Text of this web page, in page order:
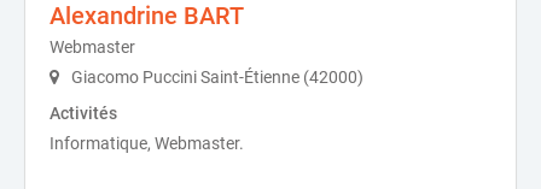
Alexandrine BART
Webmaster
Giacomo Puccini Saint-Étienne (42000)
Activités
Informatique, Webmaster.